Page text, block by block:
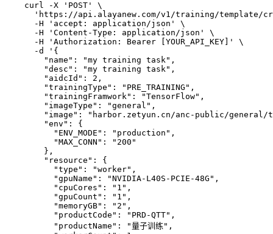
curl -X 'POST'
\
'https://api.alayanew.com/v1/training/template/
  -H
'accept: application/json'
\
  -H
'Content-Type: application/json'
\
  -H
'Authorization: Bearer [YOUR_API_KEY]'
\
  -d
'{
    "name": "my training task",
    "desc": "my training task",
    "aidcId": 2,
    "trainingType": "PRE_TRAINING",
    "trainingFramwork": "TensorFlow",
    "imageType": "general",
"image": "harbor.zetyun.cn/anc-public/
    "env": {
      "ENV_MODE": "production",
      "MAX_CONN": "200"
    },
    "resource": {
      "type": "worker",
      "gpuName": "NVIDIA-L40S-PCIE-48G",
      "cpuCores": "1",
      "gpuCount": "1",
      "memoryGB": "2",
      "productCode": "PRD-QTT",
      "productName": "量子训练",